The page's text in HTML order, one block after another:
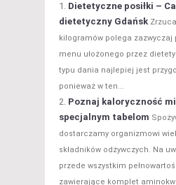
Dietetyczne posiłki –
dietetyczny Gdańsk
kilogramów polega zazwyczaj
menu ułożonego przez
typu dania najlepiej jest
ponieważ w ten...
Poznaj kaloryczność
specjalnym tabelom
dostarczamy organizmowi
składników odżywczych. Na
przede wszystkim
zawierające komplet